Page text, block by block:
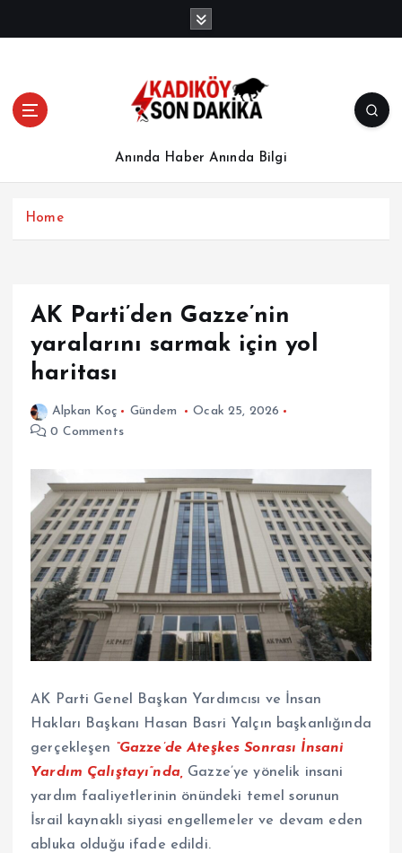
Anında Haber Anında Bilgi
Home
AK Parti’den Gazze’nin
yaralarını sarmak için yol
haritası
Alpkan Koç Gündem
Ocak 25, 2026
0 Comments
AK Parti Genel Başkan Yardımcısı ve İnsan
Hakları Başkanı Hasan Basri Yalçın başkanlığında
gerçekleşen “Gazze’de Ateşkes Sonrası İnsani
Yardım Çalıştayı”nda,
Gazze’ye yönelik insani
yardım faaliyetlerinin önündeki temel sorunun
İsrail kaynaklı siyasi engellemeler ve devam eden
abluka olduğu ifade edildi.